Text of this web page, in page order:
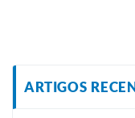
ARTIGOS